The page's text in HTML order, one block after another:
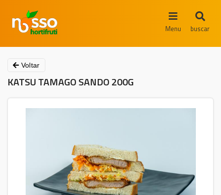
Menu buscar
Voltar
KATSU TAMAGO SANDO 200G